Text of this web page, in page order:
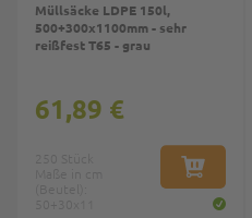
Müllsäcke LDPE 150l,
500+300x1100mm - sehr
reißfest T65 - grau
IN DEN
61,89 €